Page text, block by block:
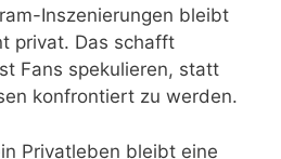
Inszenierungen bleibt
privat. Das schafft
Fans spekulieren, statt
konfrontiert zu werden.
Privatleben bleibt eine